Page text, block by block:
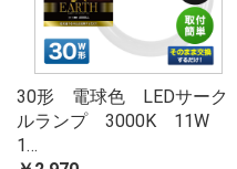
30形 電球色 LEDサーク
ルランプ 3000K 11W
1…